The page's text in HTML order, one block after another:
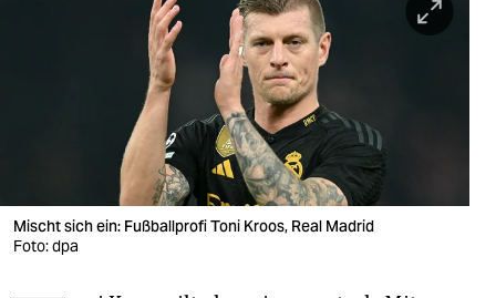
veranstaltungen
shop
fragen & hilfe
Mischt sich ein: Fußballprofi Toni Kroos, Real Madrid
Foto: dpa